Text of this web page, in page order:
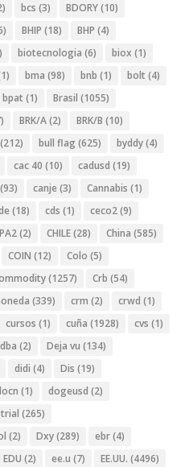
bcs (3) BDORY(10)
BHIP (18) BHP (4)
biotecnologia (6) biox (1)
bma (98) bnb (1) bolt (4)
bpat (1) Brasil (1055)
BRK/A(2) BRK/B (10)
(212) bull flag (625) byddy(4)
cac 40 (10) cadusd (19)
(93) canje (3) Cannabis (1)
(18) cds (1) ceco2(9)
(2) CHILE(28) China (585)
COIN (12) Colo (5)
(1257) Crb (54)
(339) crm (2) crwd (1)
cursos (1) cuña (1928) cvs (1)
dba (2) Deja vu (134)
didi (4) Dis (19)
(1) dogeusd (2)
(265)
(2) Dxy(289) ebr(4)
EDU (2) ee.u (7) EE.UU. (4496)